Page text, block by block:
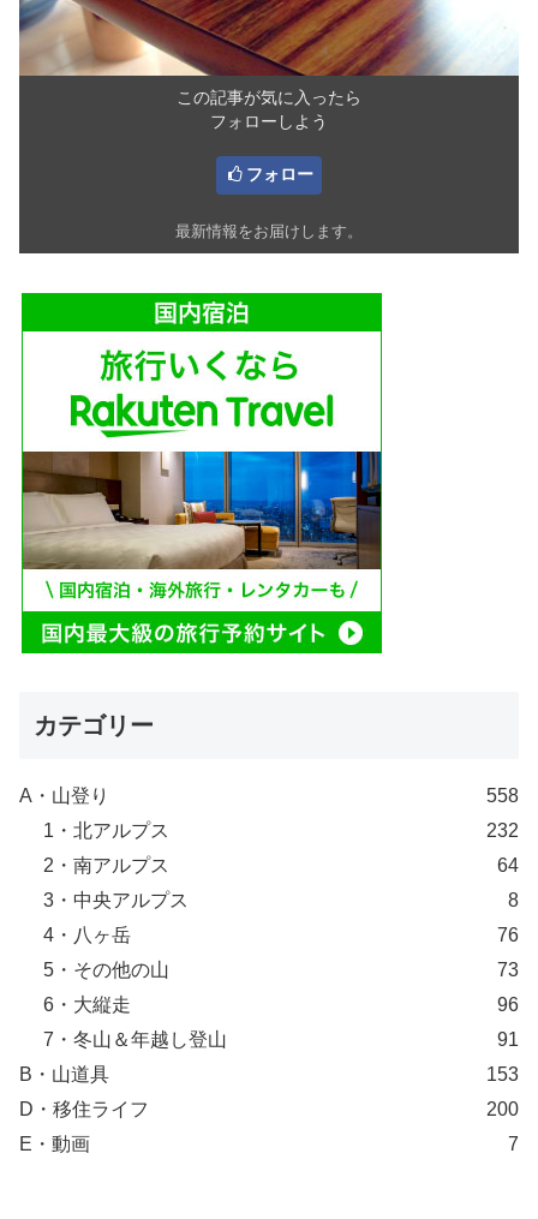
この記事が気に入ったら
フォローしよう
フォロー
最新情報をお届けします。
カテゴリー
A・山登り
558
1・北アルプス
232
2・南アルプス
64
3・中央アルプス
8
4・八ヶ岳
76
5・その他の山
73
6・大縦走
96
7・冬山＆年越し登山
91
B・山道具
153
D・移住ライフ
200
E・動画
7